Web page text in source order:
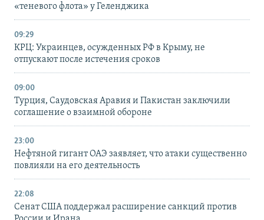
«теневого флота» у Геленджика
09:29
КРЦ: Украинцев, осужденных РФ в Крыму, не
отпускают после истечения сроков
09:00
Турция, Саудовская Аравия и Пакистан заключили
соглашение о взаимной обороне
23:00
Нефтяной гигант ОАЭ заявляет, что атаки существенно
повлияли на его деятельность
22:08
Сенат США поддержал расширение санкций против